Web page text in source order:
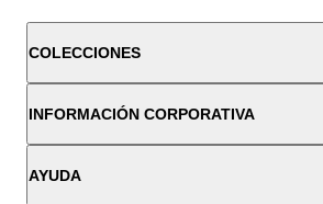
COLECCIONES
INFORMACIÓN CORPORATIVA
AYUDA